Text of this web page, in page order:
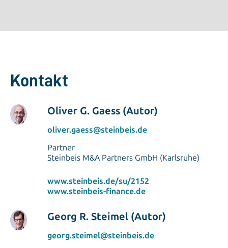
Kontakt
Oliver G. Gaess (Autor)
oliver.gaess@steinbeis.de
Partner
Steinbeis M&A Partners GmbH (Karlsruhe)
www.steinbeis.de/su/2152
www.steinbeis-finance.de
Georg R. Steimel (Autor)
georg.steimel@steinbeis.de